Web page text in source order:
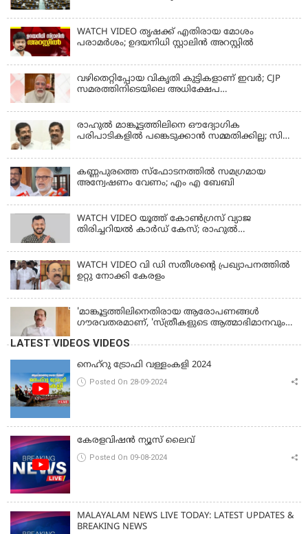
WATCH VIDEO തൃഷക്ക് എതിരായ മോശം
പരാമര്‍ശം; ഉദയനിധി സ്റ്റാലിൻ അറസ്റ്റിൽ
വഴിതെറ്റിപ്പോയ വികൃതി കുട്ടികളാണ് ഇവര്‍; CJP
സമരത്തിനിടെയിലെ അധിക്ഷേപ
രാഹുല്‍ മാങ്കൂട്ടത്തിലിനെ ഔദ്യോഗിക
പരിപാടികളില്‍ പങ്കെടുക്കാന്‍ സമ്മതിക്കില്ല; സി
കണ്ണപുരത്തെ സ്‌ഫോടനത്തില്‍ സമഗ്രമായ
അന്വേഷണം വേണം; എം എ ബേബി
WATCH VIDEO യൂത്ത് കോൺഗ്രസ് വ്യാജ
തിരിച്ചറിയൽ കാർഡ് കേസ്; രാഹുൽ
WATCH VIDEO വി ഡി സതീശൻ്റെ പ്രഖ്യാപനത്തിൽ
ഉറ്റു നോക്കി കേരളം
'മാങ്കൂട്ടത്തിലിനെതിരായ ആരോപണങ്ങള്‍
ഗൗരവതരമാണ്, 'സ്ത്രീകളുടെ ആത്മാഭിമാനവും
LATEST VIDEOS VIDEOS
നെഹ്‌റു ട്രോഫി വള്ളംകളി 2024
Posted On 28-09-2024
കേരളവിഷൻ ന്യൂസ് ലൈവ്
Posted On 09-08-2024
MALAYALAM NEWS LIVE TODAY: LATEST UPDATES &
BREAKING NEWS